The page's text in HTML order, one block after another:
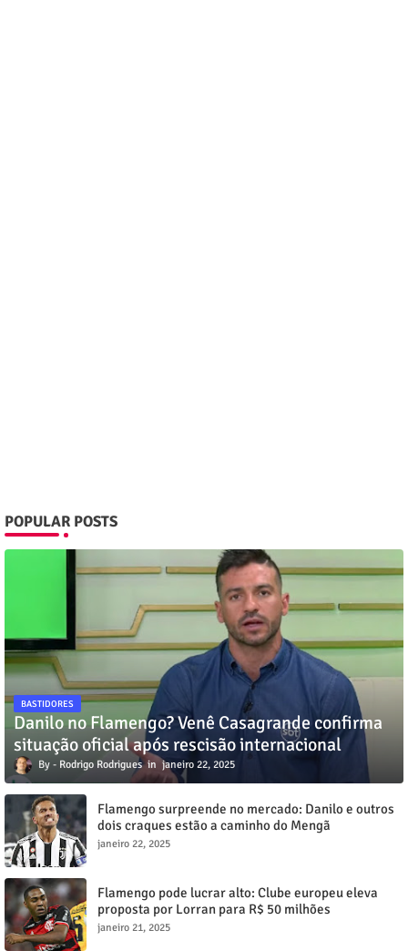
POPULAR POSTS
BASTIDORES
Danilo no Flamengo? Venê Casagrande confirma
situação oficial após rescisão internacional
Rodrigo Rodrigues janeiro 22, 2025
Flamengo surpreende no mercado: Danilo e outros
dois craques estão a caminho do Mengã
janeiro 22, 2025
Flamengo pode lucrar alto: Clube europeu eleva
proposta por Lorran para R$ 50 milhões
janeiro 21, 2025